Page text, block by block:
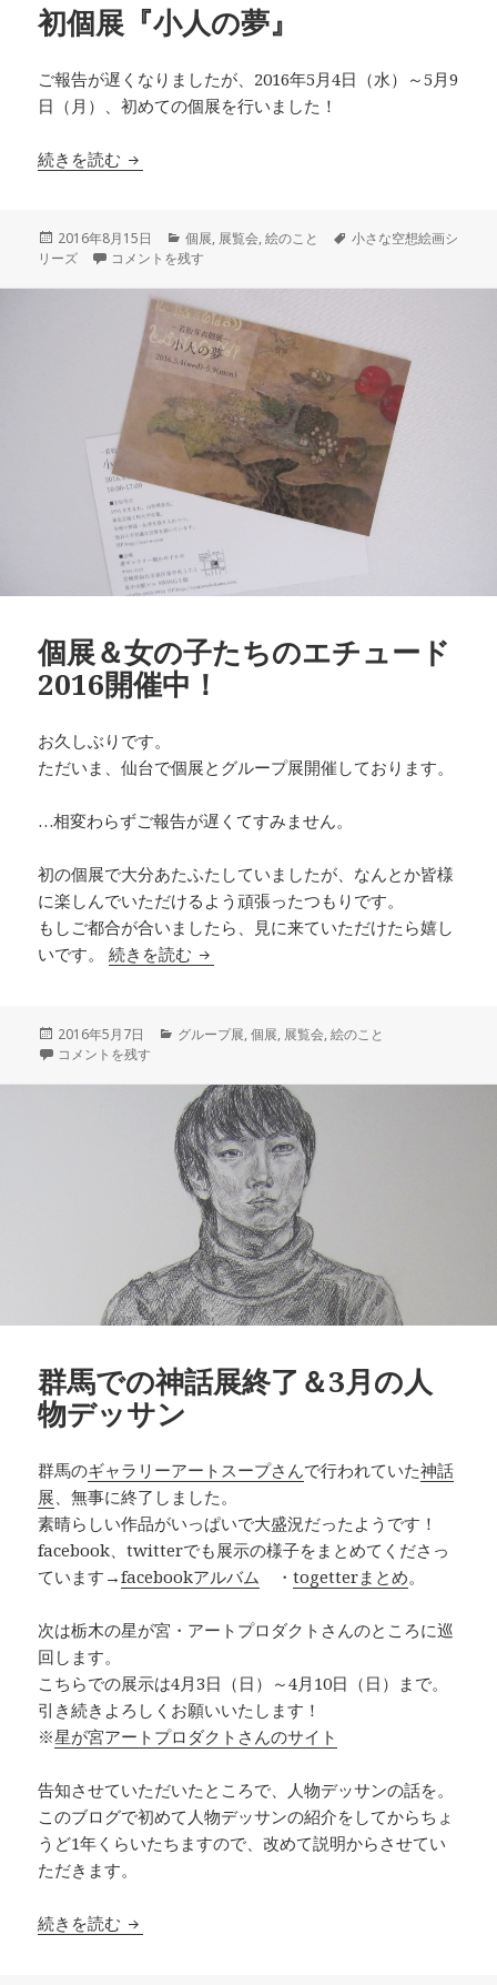
初個展『小人の夢』
ご報告が遅くなりましたが、2016年5月4日（水）～5月9
日（月）、初めての個展を行いました！
続きを読む 初個展『小人の夢』
投
稿
2016年8月15日
カ
テ
ー
個展, 展覧会,絵のこと
タ
小さな空想絵画シ
リーズ
初個展『小人の夢』 に
コメントを残す
個展＆女の子たちのエチュード
2016開催中！
お久しぶりです。
ただいま、仙台で個展とグループ展開催しております。
…相変わらずご報告が遅くてすみません。
初の個展で大分あたふたしていましたが、なんとか皆様
に楽しんでいただけるよう頑張ったつもりです。
もしご都合が合いましたら、見に来ていただけたら嬉し
いです。続きを読む 個展＆女の子たちのエチュード2016開
投
稿
2016年5月7日
カ
ー
グループ展,個展, 展覧会,絵のこと
個展＆女の子たちのエチュード2016開催中！ に
コメントを残す
群馬での神話展終了＆3月の人
物デッサン
群馬のギャラリーアートスープさんで行われていた神話
展、無事に終了しました。
素晴らしい作品がいっぱいで大盛況だったようです！
facebook、twitterでも展示の様子をまとめてくださっ
ています→facebookアルバム ・togetterまとめ。
次は栃木の星が宮・アートプロダクトさんのところに巡
回します。
こちらでの展示は4月3日（日）～4月10日（日）まで。
引き続きよろしくお願いいたします！
※星が宮アートプロダクトさんのサイト
告知させていただいたところで、人物デッサンの話を。
このブログで初めて人物デッサンの紹介をしてからちょ
うど1年くらいたちますので、改めて説明からさせてい
ただきます。
続きを読む 群馬での神話展終了＆3月の人物デッサン